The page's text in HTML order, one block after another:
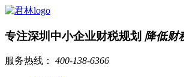
专注深圳中小企业财税规划 降低财
服务热线： 400-138-6366